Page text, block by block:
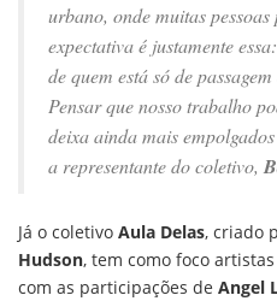
urbano, onde muitas
expectativa é justamente
de quem está só de
Pensar que nosso trabalho
deixa ainda mais
a representante do coletivo,
Já o coletivo Aula Delas, criado
Hudson, tem como foco
com as participações de Angel